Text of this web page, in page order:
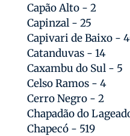
Capão Alto - 2
Capinzal - 25
Capivari de Baixo -
Catanduvas - 14
Caxambu do Sul - 5
Celso Ramos - 4
Cerro Negro - 2
Chapadão do
Chapecó - 519